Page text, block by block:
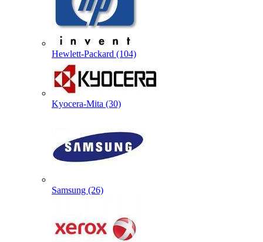
Hewlett-Packard (104)
Kyocera-Mita (30)
Samsung (26)